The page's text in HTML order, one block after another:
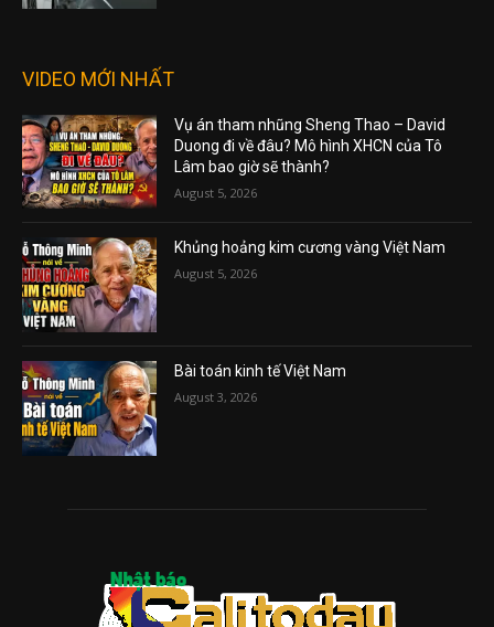
VIDEO MỚI NHẤT
Vụ án tham nhũng Sheng Thao – David
Duong đi về đâu? Mô hình XHCN của Tô
Lâm bao giờ sẽ thành?
August 5, 2026
Khủng hoảng kim cương vàng Việt Nam
August 5, 2026
Bài toán kinh tế Việt Nam
August 3, 2026